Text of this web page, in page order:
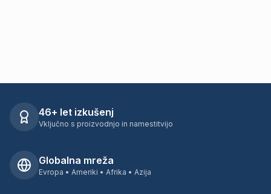
46+ let izkušenj
Vključno s proizvodnjo in namestitvijo
Globalna mreža
Evropa • Ameriki • Afrika • Azija